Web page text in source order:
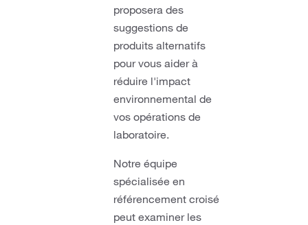
proposera des
suggestions de
produits alternatifs
pour vous aider à
réduire l'impact
environnemental de
vos opérations de
laboratoire.
Notre équipe
spécialisée en
référencement croisé
peut examiner les